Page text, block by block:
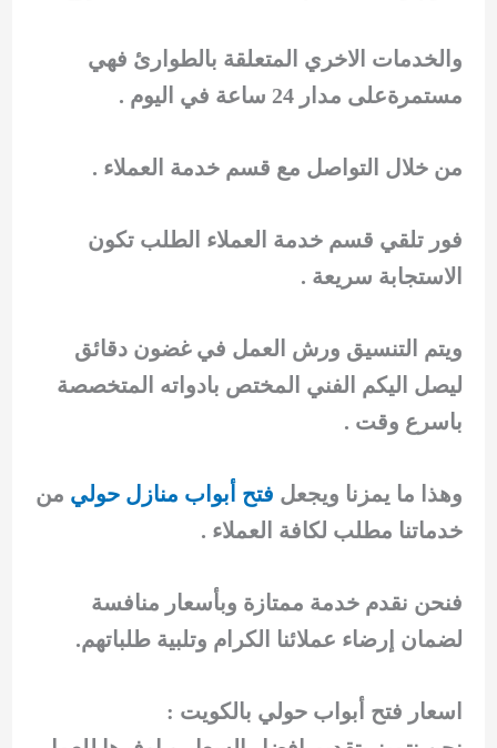
والخدمات الاخري المتعلقة بالطوارئ فهي
مستمرةعلى مدار 24 ساعة في اليوم .
من خلال التواصل مع قسم خدمة العملاء .
فور تلقي قسم خدمة العملاء الطلب تكون
الاستجابة سريعة .
ويتم التنسيق ورش العمل في غضون دقائق
ليصل اليكم الفني المختص بادواته المتخصصة
باسرع وقت .
وهذا ما يمزنا ويجعل فتح أبواب منازل حولي من
خدماتنا مطلب لكافة العملاء .
فنحن نقدم خدمة ممتازة وبأسعار منافسة
لضمان إرضاء عملائنا الكرام وتلبية طلباتهم.
اسعار فتح أبواب حولي بالكويت :